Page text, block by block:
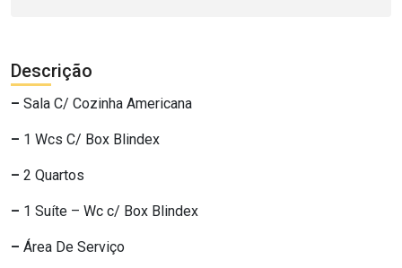
Descrição
– Sala C/ Cozinha Americana
– 1 Wcs C/ Box Blindex
– 2 Quartos
– 1 Suíte – Wc c/ Box Blindex
– Área De Serviço